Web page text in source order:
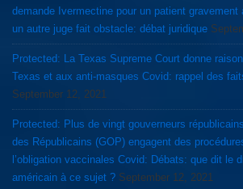
demande Ivermectine pour un patient gravement
un autre juge fait obstacle: débat juridique
Protected: La Texas Supreme Court donne
Texas et aux anti-masques Covid: rappel des
September 12, 2021
Protected: Plus de vingt gouverneurs
des Républicains (GOP) engagent des
l’obligation vaccinales Covid: Débats: que dit le
américain à ce sujet ? September 12, 2021